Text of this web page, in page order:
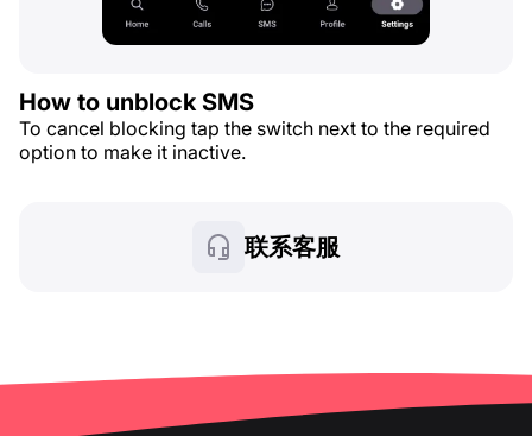
How to unblock SMS
To cancel blocking tap the switch next to the required
option to make it inactive.
联系客服